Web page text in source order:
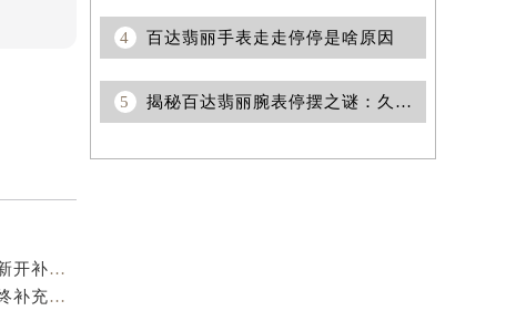
2026年8月百达翡丽官方维修保养服务点地址调整与新开补充速览文件原文最终
2026年7月百达翡丽官方售后服务站点变更与新增最终补充明细
4 百达翡丽手表走走停停是啥原因
5 揭秘百达翡丽腕表停摆之谜：久置不戴的背后秘密